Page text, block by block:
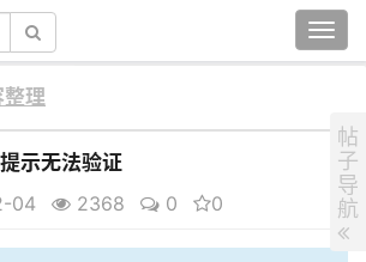
理
示无法验证
04 2368 0 0
帖
子
导
航